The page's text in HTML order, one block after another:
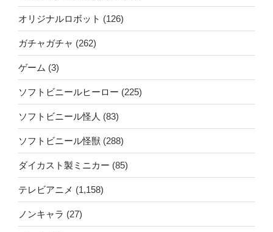
オリジナルロボット (126)
ガチャガチャ (262)
ゲーム (3)
ソフトビニールヒーロー (225)
ソフトビニール怪人 (83)
ソフトビニール怪獣 (288)
ダイカスト製ミニカー (85)
テレビアニメ (1,158)
ノンキャラ (27)